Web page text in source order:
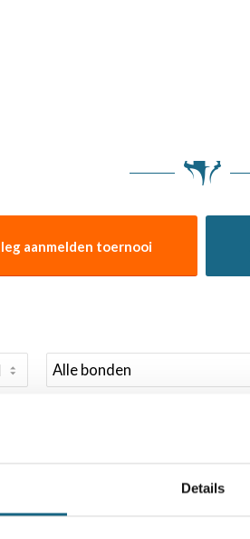
Details
aanmelden toernooi